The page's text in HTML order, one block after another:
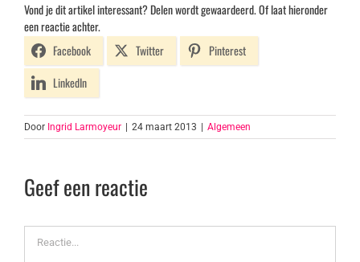
Vond je dit artikel interessant? Delen wordt gewaardeerd. Of laat hieronder
een reactie achter.
Facebook
Twitter
Pinterest
LinkedIn
Door Ingrid Larmoyeur 24 maart 2013 Algemeen
Geef een reactie